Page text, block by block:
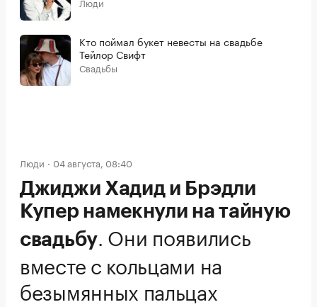
Кто поймал букет невесты на свадьбе
Тейлор Свифт
Свадьбы
Люди 04 августа, 08:40
Джиджи Хадид и Брэдли
Купер намекнули на тайную
свадьбу. Они появились
вместе с кольцами на
безымянных пальцах